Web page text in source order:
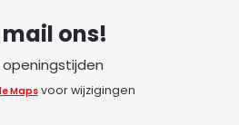
mail ons!
openingstijden
Mapsvoor wijzigingen